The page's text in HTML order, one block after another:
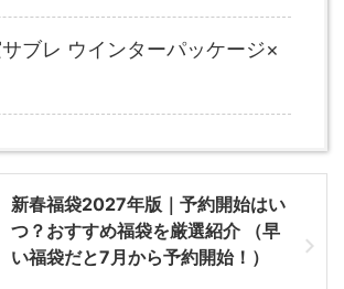
ブレ ウインターパッケージ×
新春福袋2027年版｜予約開始はい
つ？おすすめ福袋を厳選紹介 （早
い福袋だと7月から予約開始！）